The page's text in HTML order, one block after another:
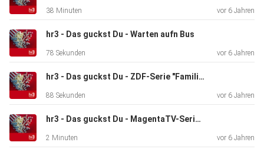
38 Minuten vor 6 Jahren
hr3 - Das guckst Du - Warten aufn Bus
78 Sekunden vor 6 Jahren
hr3 - Das guckst Du - ZDF-Serie "Familie Braun"
88 Sekunden vor 6 Jahren
hr3 - Das guckst Du - MagentaTV-Serie "Little Women"
2 Minuten vor 6 Jahren